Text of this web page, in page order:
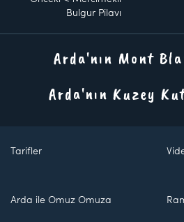
Bulgur Pilavı
Arda'nın Mont
Arda'nın Kuzey
Tarifler
Arda ile Omuz Omuza